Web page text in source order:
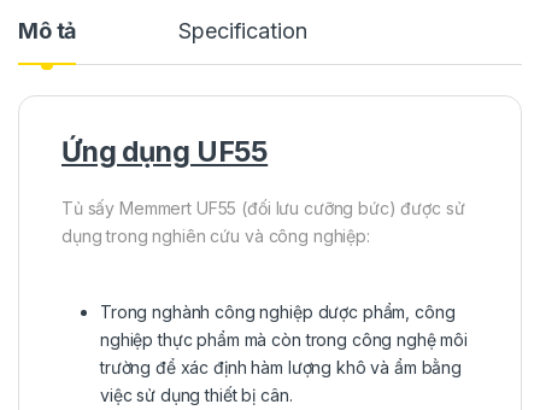
Mô tả Specification
Ứng dụng UF55
Tủ sấy Memmert UF55 (đối lưu cưỡng bức) được sử
dụng trong nghiên cứu và công nghiệp:
Trong nghành công nghiệp dược phẩm, công
nghiệp thực phẩm mà còn trong công nghệ môi
trường để xác định hàm lượng khô và ẩm bằng
việc sử dụng thiết bị cân.